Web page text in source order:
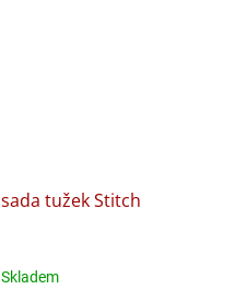
sada tužek Stitch
Skladem